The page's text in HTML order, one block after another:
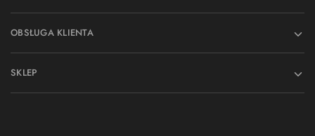
OBSŁUGA KLIENTA
SKLEP